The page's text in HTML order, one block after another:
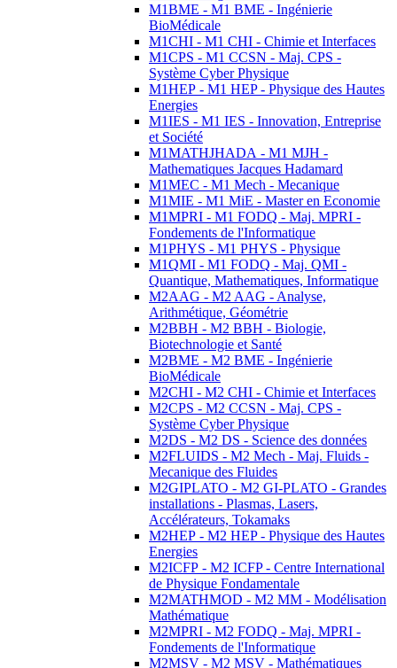
M1BME - M1 BME - Ingénierie
BioMédicale
M1CHI - M1 CHI - Chimie et Interfaces
M1CPS - M1 CCSN - Maj. CPS -
Système Cyber Physique
M1HEP - M1 HEP - Physique des Hautes
Energies
M1IES - M1 IES - Innovation, Entreprise
et Société
M1MATHJHADA - M1 MJH -
Mathematiques Jacques Hadamard
M1MEC - M1 Mech - Mecanique
M1MIE - M1 MiE - Master en Economie
M1MPRI - M1 FODQ - Maj. MPRI -
Fondements de l'Informatique
M1PHYS - M1 PHYS - Physique
M1QMI - M1 FODQ - Maj. QMI -
Quantique, Mathematiques, Informatique
M2AAG - M2 AAG - Analyse,
Arithmétique, Géométrie
M2BBH - M2 BBH - Biologie,
Biotechnologie et Santé
M2BME - M2 BME - Ingénierie
BioMédicale
M2CHI - M2 CHI - Chimie et Interfaces
M2CPS - M2 CCSN - Maj. CPS -
Système Cyber Physique
M2DS - M2 DS - Science des données
M2FLUIDS - M2 Mech - Maj. Fluids -
Mecanique des Fluides
M2GIPLATO - M2 GI-PLATO - Grandes
installations - Plasmas, Lasers,
Accélérateurs, Tokamaks
M2HEP - M2 HEP - Physique des Hautes
Energies
M2ICFP - M2 ICFP - Centre International
de Physique Fondamentale
M2MATHMOD - M2 MM - Modélisation
Mathématique
M2MPRI - M2 FODQ - Maj. MPRI -
Fondements de l'Informatique
M2MSV - M2 MSV - Mathématiques